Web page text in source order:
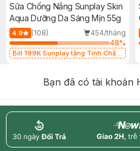
Sữa Chống Nắng Sunplay Skin
Aqua Dưỡng Da Sáng Mịn 55g
4.9 (108)
454/tháng
48%
Bill 199K Sunplay tặng Tinh Chất
Bạn đã có tài khoản
return nowfree